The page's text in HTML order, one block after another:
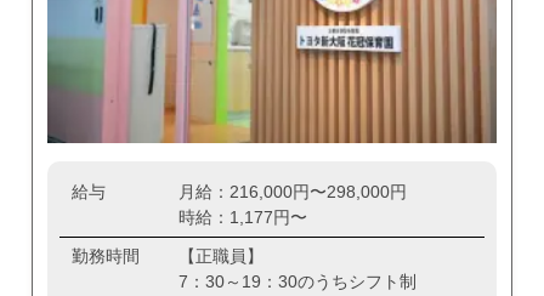
給与
月給：216,000円〜298,000円
時給：1,177円〜
勤務時間
【正職員】
7：30～19：30のうちシフト制